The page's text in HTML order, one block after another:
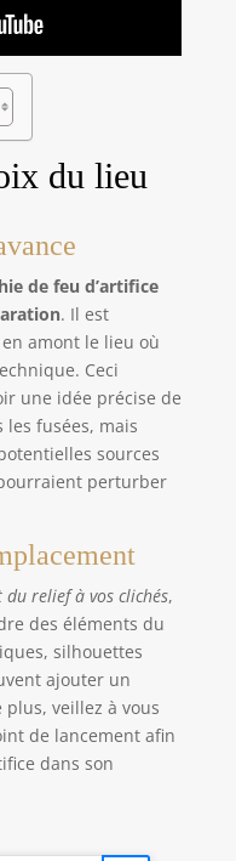
du lieu
de feu d’artifice
. Il est
amont le lieu où
Ceci
une idée précise de
fusées, mais
sources
perturber
relief à vos clichés,
des éléments du
silhouettes
ajouter un
veillez à vous
de lancement afin
dans son